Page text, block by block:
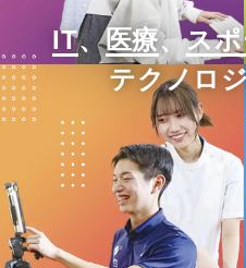
IT、医療、ス
テクノロ